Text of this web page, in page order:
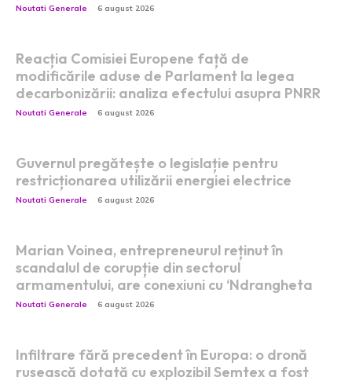
Noutati Generale 6 august 2026
Reacția Comisiei Europene față de
modificările aduse de Parlament la legea
decarbonizării: analiza efectului asupra PNRR
Noutati Generale 6 august 2026
Guvernul pregătește o legislație pentru
restricționarea utilizării energiei electrice
Noutati Generale 6 august 2026
Marian Voinea, entrepreneurul reținut în
scandalul de corupție din sectorul
armamentului, are conexiuni cu ‘Ndrangheta
Noutati Generale 6 august 2026
Infiltrare fără precedent în Europa: o dronă
rusească dotată cu explozibil Semtex a fost